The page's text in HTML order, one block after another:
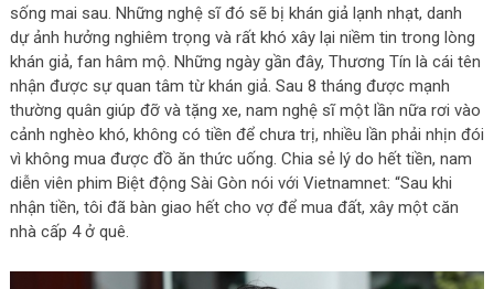
sống mai sau. Những nghệ sĩ đó sẽ bị khán giả lạnh nhạt, danh
dự ảnh hưởng nghiêm trọng và rất khó xây lại niềm tin trong lòng
khán giả, fan hâm mộ. Những ngày gần đây, Thương Tín là cái tên
nhận được sự quan tâm từ khán giả. Sau 8 tháng được mạnh
thường quân giúp đỡ và tặng xe, nam nghệ sĩ một lần nữa rơi vào
cảnh nghèo khó, không có tiền để chưa trị, nhiều lần phải nhịn đói
vì không mua được đồ ăn thức uống. Chia sẻ lý do hết tiền, nam
diễn viên phim Biệt động Sài Gòn nói với Vietnamnet: “Sau khi
nhận tiền, tôi đã bàn giao hết cho vợ để mua đất, xây một căn
nhà cấp 4 ở quê.